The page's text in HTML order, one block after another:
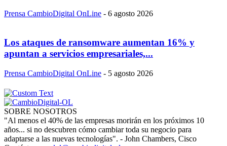
Prensa CambioDigital OnLine - 6 agosto 2026
Los ataques de ransomware aumentan 16% y
apuntan a servicios empresariales,...
Prensa CambioDigital OnLine - 5 agosto 2026
SOBRE NOSOTROS
"Al menos el 40% de las empresas morirán en los próximos 10
años... si no descubren cómo cambiar toda su negocio para
adaptarse a las nuevas tecnologías". - John Chambers, Cisco